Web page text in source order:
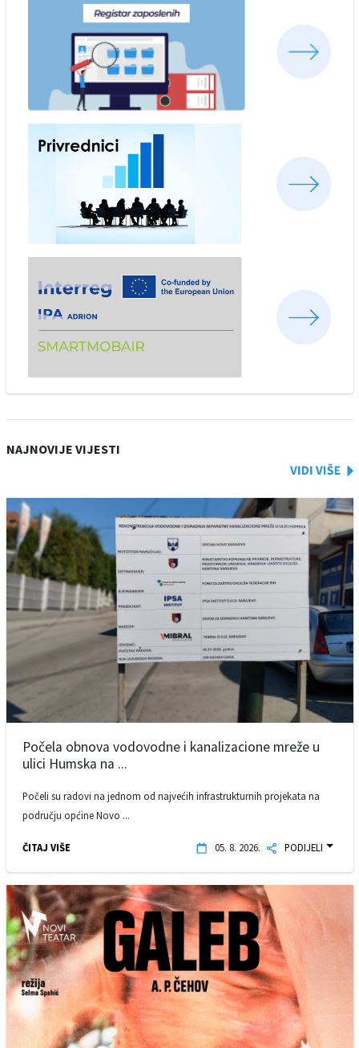
NAJNOVIJE VIJESTI
Počela obnova vodovodne i kanalizacione mreže u
ulici Humska na ...
Počeli su radovi na jednom od najvećih infrastrukturnih projekata na
području općine Novo ...
ČITAJ VIŠE 05. 8. 2026. PODIJELI